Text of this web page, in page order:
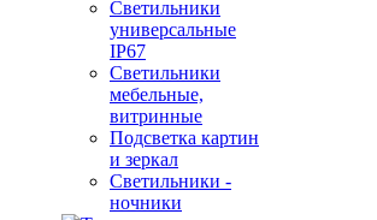
Светильники
универсальные
IP67
Светильники
мебельные,
витринные
Подсветка картин
и зеркал
Светильники -
ночники